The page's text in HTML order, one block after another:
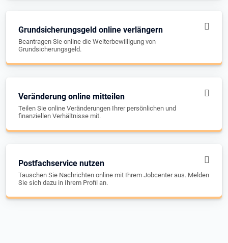
Grundsicherungsgeld online verlängern
Beantragen Sie online die Weiterbewilligung von
Grundsicherungsgeld.
Veränderung online mitteilen
Teilen Sie online Veränderungen Ihrer persönlichen und
finanziellen Verhältnisse mit.
Postfachservice nutzen
Tauschen Sie Nachrichten online mit Ihrem Jobcenter aus. Melden
Sie sich dazu in Ihrem Profil an.